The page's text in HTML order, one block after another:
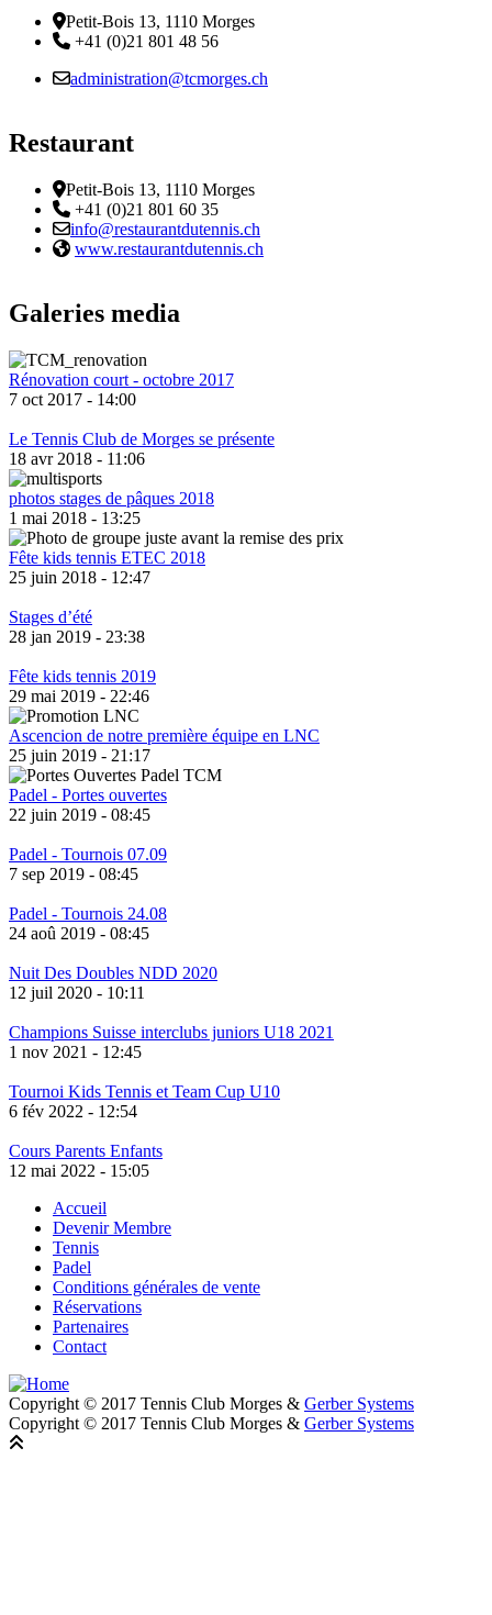
Adresse
Petit-Bois 13, 1110 Morges
Téléphone:
+41 (0)21 801 48 56
Email :
administration@tcmorges.ch
Restaurant
Adresse
Petit-Bois 13, 1110 Morges
Téléphone:
+41 (0)21 801 60 35
Email :
info@restaurantdutennis.ch
Site web:
www.restaurantdutennis.ch
Galeries media
Rénovation court - octobre 2017
7 oct 2017 - 14:00
Le Tennis Club de Morges se présente
18 avr 2018 - 11:06
photos stages de pâques 2018
1 mai 2018 - 13:25
Fête kids tennis ETEC 2018
25 juin 2018 - 12:47
Stages d’été
28 jan 2019 - 23:38
Fête kids tennis 2019
29 mai 2019 - 22:46
Ascencion de notre première équipe en LNC
25 juin 2019 - 21:17
Padel - Portes ouvertes
22 juin 2019 - 08:45
Padel - Tournois 07.09
7 sep 2019 - 08:45
Padel - Tournois 24.08
24 aoû 2019 - 08:45
Nuit Des Doubles NDD 2020
12 juil 2020 - 10:11
Champions Suisse interclubs juniors U18 2021
1 nov 2021 - 12:45
Tournoi Kids Tennis et Team Cup U10
6 fév 2022 - 12:54
Cours Parents Enfants
12 mai 2022 - 15:05
Footer
Accueil
Devenir Membre
Tennis
Padel
Conditions générales de vente
Réservations
Partenaires
Contact
Copyright © 2017 Tennis Club Morges & Gerber Systems
Copyright © 2017 Tennis Club Morges & Gerber Systems